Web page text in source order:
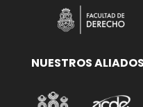
NUESTROS ALIADOS